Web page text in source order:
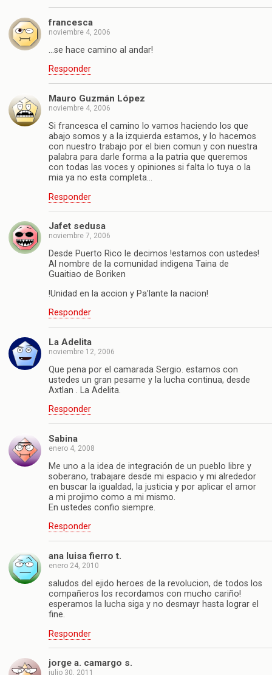
francesca
noviembre 4, 2006
…se hace camino al andar!
Responder
Mauro Guzmán López
noviembre 4, 2006
Si francesca el camino lo vamos haciendo los que
abajo somos y a la izquierda estamos, y lo hacemos
con nuestro trabajo por el bien comun y con nuestra
palabra para darle forma a la patria que queremos
con todas las voces y opiniones si falta lo tuya o la
mia ya no esta completa…
Responder
Jafet sedusa
noviembre 7, 2006
Desde Puerto Rico le decimos !estamos con ustedes!
Al nombre de la comunidad indigena Taina de
Guaitiao de Boriken
!Unidad en la accion y Pa’lante la nacion!
Responder
La Adelita
noviembre 12, 2006
Que pena por el camarada Sergio. estamos con
ustedes un gran pesame y la lucha continua, desde
Axtlan . La Adelita.
Responder
Sabina
enero 4, 2008
Me uno a la idea de integración de un pueblo libre y
soberano, trabajare desde mi espacio y mi alrededor
en buscar la igualdad, la justicia y por aplicar el amor
a mi projimo como a mi mismo.
En ustedes confio siempre.
Responder
ana luisa fierro t.
enero 24, 2010
saludos del ejido heroes de la revolucion, de todos los
compañeros los recordamos con mucho cariño!
esperamos la lucha siga y no desmayr hasta lograr el
fine.
Responder
jorge a. camargo s.
julio 30, 2011